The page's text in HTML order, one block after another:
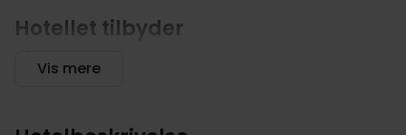
Hotellet tilbyder
tvivl den berømte restaurant, hvor gæsterne bliver
Vis mere